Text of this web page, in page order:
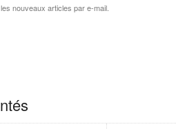
nouveaux articles par e-mail.